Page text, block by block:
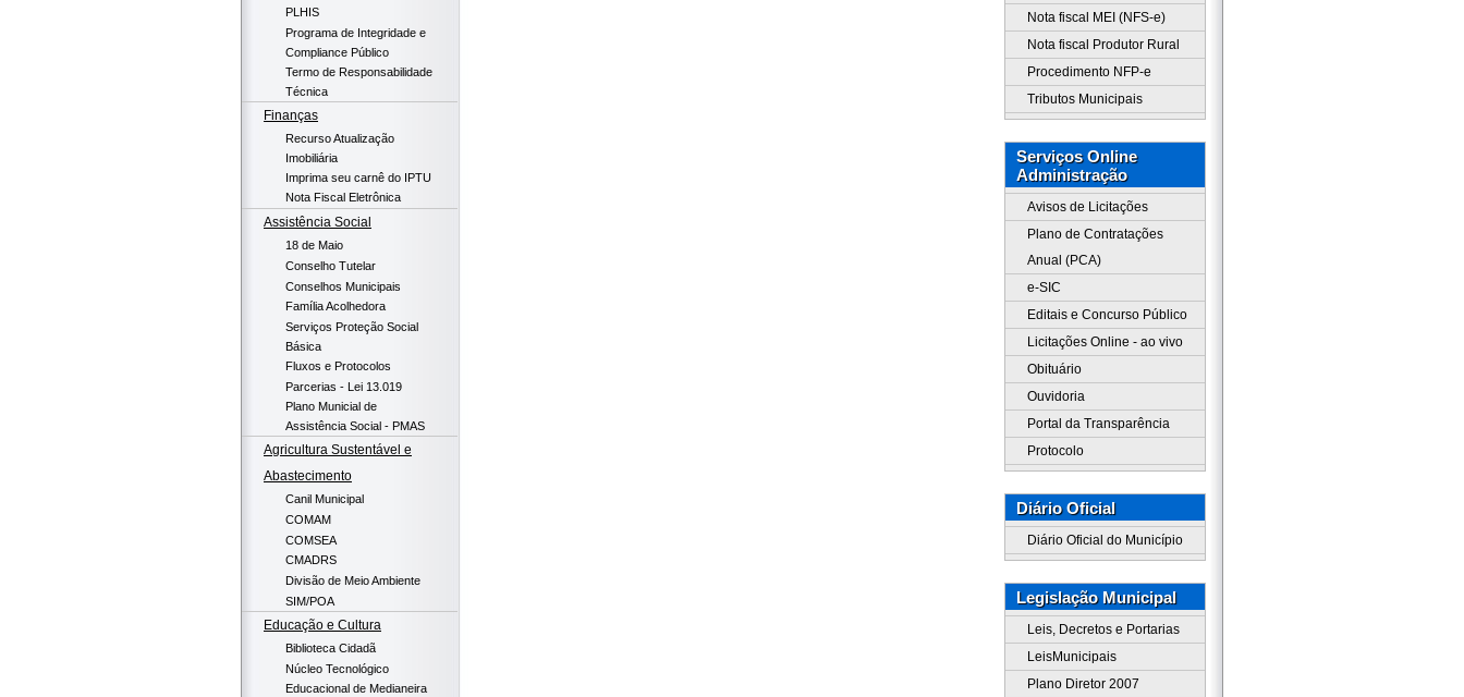
PLHIS
Programa de Integridade e
Compliance Público
Termo de Responsabilidade
Técnica
Finanças
Recurso Atualização
Imobiliária
Imprima seu carnê do IPTU
Nota Fiscal Eletrônica
Assistência Social
18 de Maio
Conselho Tutelar
Conselhos Municipais
Família Acolhedora
Serviços Proteção Social
Básica
Fluxos e Protocolos
Parcerias - Lei 13.019
Plano Municial de
Assistência Social - PMAS
Agricultura Sustentável e
Abastecimento
Canil Municipal
COMAM
COMSEA
CMADRS
Divisão de Meio Ambiente
SIM/POA
Educação e Cultura
Biblioteca Cidadã
Núcleo Tecnológico
Educacional de Medianeira
Nota fiscal MEI (NFS-e)
Nota fiscal Produtor Rural
Procedimento NFP-e
Tributos Municipais
Serviços Online
Administração
Avisos de Licitações
Plano de Contratações
Anual (PCA)
e-SIC
Editais e Concurso Público
Licitações Online - ao vivo
Obituário
Ouvidoria
Portal da Transparência
Protocolo
Diário Oficial
Diário Oficial do Município
Legislação Municipal
Leis, Decretos e Portarias
LeisMunicipais
Plano Diretor 2007